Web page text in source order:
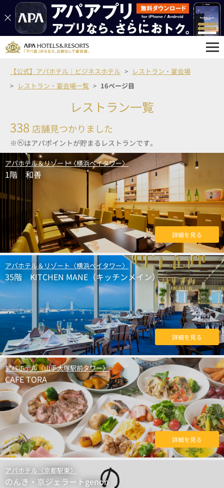
【公式】アパホテル｜ビジネスホテル
レストラン・宴会場
レストラン・宴会場一覧
16ページ目
レストラン一覧
338 店舗見つかりました
※ はアパポイントが貯まるレストランです。
アパホテル＆リゾート〈横浜ベイタワー〉
1階 和善
詳細を見る
アパホテル＆リゾート〈横浜ベイタワー〉
35階 KITCHEN MANE（キッチンメイン）
詳細を見る
アパホテル〈山手大塚駅前タワー〉
CAFE TORA
詳細を見る
アパホテル〈京都駅東〉
のんき・京ジェラートgenon